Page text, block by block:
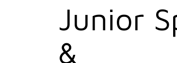
Junior
&